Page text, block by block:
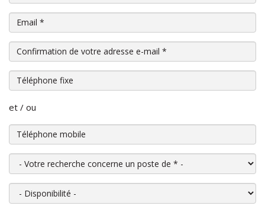
Email*
Confirmation de votre adresse e-mail*
Téléphone fixe
et / ou
Téléphone mobile
Votre recherche concerne un poste de*
Disponibilité